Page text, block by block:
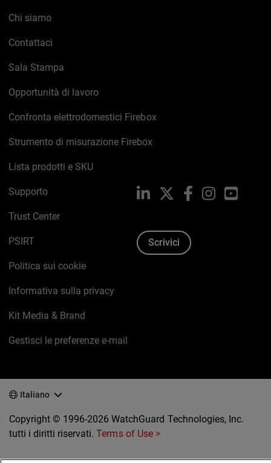
Chi siamo
Contattaci
Sala Stampa
Opportunità di lavoro
Confronta elettrodomestici Firebox
Strumento di misurazione Firebox
Lista prodotti e SKU
Supporto
Trust Center
PSIRT
Politica sui cookie
Informativa sulla privacy
Kit Media & Brand
Gestisci le preferenze e-mail
LinkedIn FacebookInstagram
Scrivici
Italiano
Copyright © 1996-2026 WatchGuard Technologies, Inc.
tutti i diritti riservati.Terms of Use >